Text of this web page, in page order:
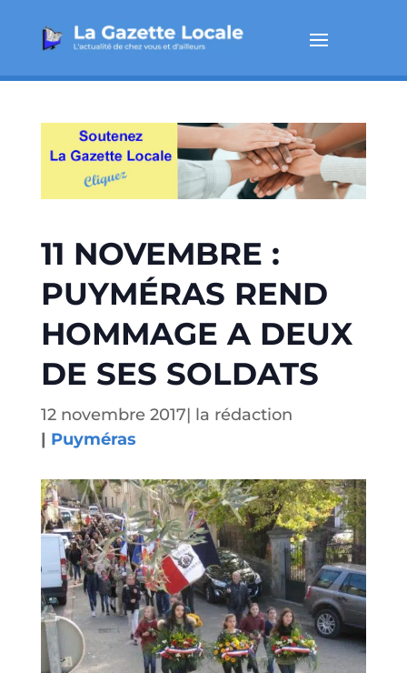
11 NOVEMBRE :
PUYMÉRAS REND
HOMMAGE A DEUX
DE SES SOLDATS
12 novembre 2017| la rédaction
| Puyméras